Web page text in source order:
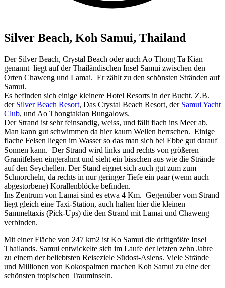
Silver Beach, Koh Samui, Thailand
Der Silver Beach, Crystal Beach oder auch Ao Thong Ta Kian
genannt liegt auf der Thailändischen Insel Samui zwischen den
Orten Chaweng und Lamai. Er zählt zu den schönsten Stränden auf
Samui.
Es befinden sich einige kleinere Hotel Resorts in der Bucht. Z.B.
der Silver Beach Resort, Das Crystal Beach Resort, der Samui Yacht
Club, und Ao Thongtakian Bungalows.
Der Strand ist sehr feinsandig, weiss, und fällt flach ins Meer ab.
Man kann gut schwimmen da hier kaum Wellen herrschen. Einige
flache Felsen liegen im Wasser so das man sich bei Ebbe gut darauf
Sonnen kann. Der Strand wird links und rechts von größeren
Granitfelsen eingerahmt und sieht ein bisschen aus wie die Strände
auf den Seychellen. Der Stand eignet sich auch gut zum zum
Schnorcheln, da rechts in nur geringer Tiefe ein paar (wenn auch
abgestorbene) Korallenblöcke befinden.
Ins Zentrum von Lamai sind es etwa 4 Km. Gegenüber vom Strand
liegt gleich eine Taxi-Station, auch halten hier die kleinen
Sammeltaxis (Pick-Ups) die den Strand mit Lamai und Chaweng
verbinden.
Mit einer Fläche von 247 km2 ist Ko Samui die drittgrößte Insel
Thailands. Samui entwickelte sich im Laufe der letzten zehn Jahre
zu einem der beliebtsten Reiseziele Südost-Asiens. Viele Strände
und Millionen von Kokospalmen machen Koh Samui zu eine der
schönsten tropischen Trauminseln.